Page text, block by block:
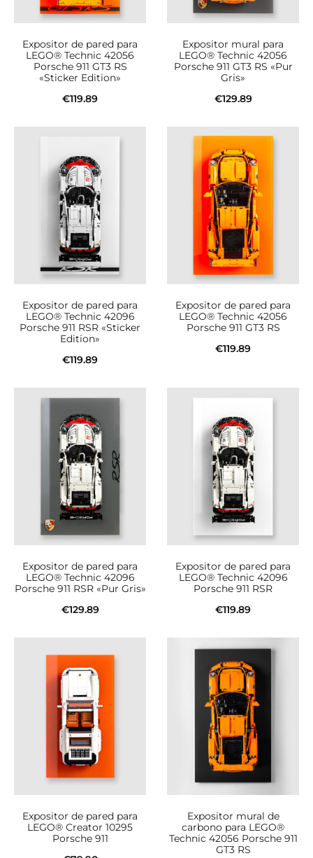
Expositor de pared para
LEGO® Technic 42056
Porsche 911 GT3 RS
«Sticker Edition»
€119.89
Expositor mural para
LEGO® Technic 42056
Porsche 911 GT3 RS «Pur
Gris»
€129.89
Expositor de pared para
LEGO® Technic 42096
Porsche 911 RSR «Sticker
Edition»
€119.89
Expositor de pared para
LEGO® Technic 42056
Porsche 911 GT3 RS
€119.89
Expositor de pared para
LEGO® Technic 42096
Porsche 911 RSR «Pur Gris»
€129.89
Expositor de pared para
LEGO® Technic 42096
Porsche 911 RSR
€119.89
Expositor de pared para
LEGO® Creator 10295
Porsche 911
Expositor mural de
carbono para LEGO®
Technic 42056 Porsche 911
GT3 RS